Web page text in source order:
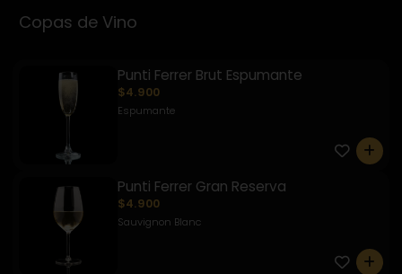
Copas de Vino
Punti Ferrer Brut Espumante
$4.900
Espumante
0
Punti Ferrer Gran Reserva
$4.900
Sauvignon Blanc
0